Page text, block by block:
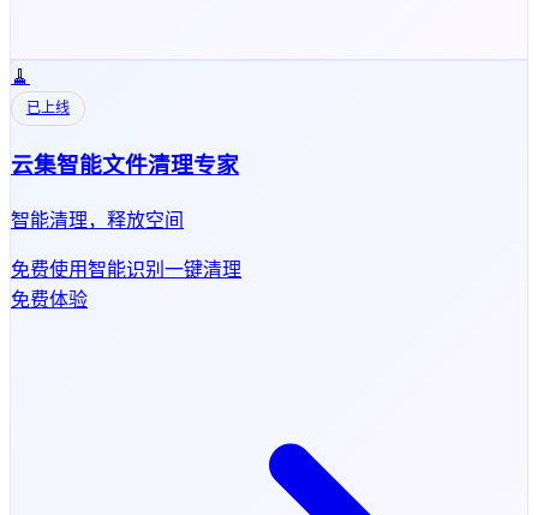
🧹
已上线
云集智能文件清理专家
智能清理，释放空间
免费使用智能识别 一键清理
免费体验